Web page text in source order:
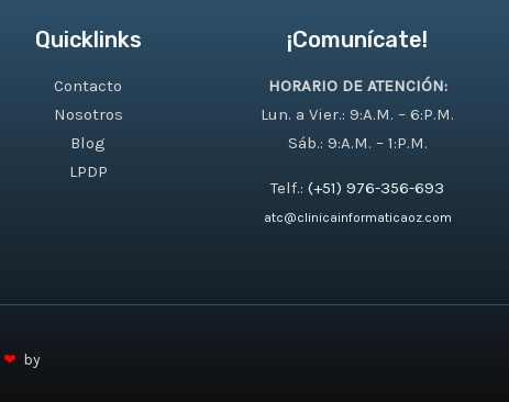
Quicklinks
Contacto
Nosotros
Blog
LPDP
¡Comunícate!
HORARIO DE ATENCIÓN:
Lun. a Vier.: 9:A.M. – 6:P.M.
Sáb.: 9:A.M. – 1:P.M.
Telf.:(+51) 976-356-693
atc@clinicainformaticaoz.com
❤ by